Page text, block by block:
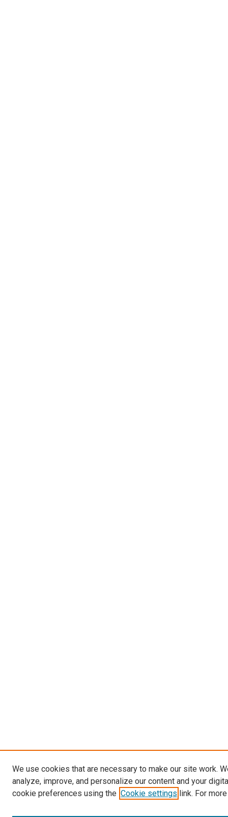
We use cookies that are necessary to make our site work.
analyze, improve, and personalize our content and your
cookie preferences using the Cookie settings link. For